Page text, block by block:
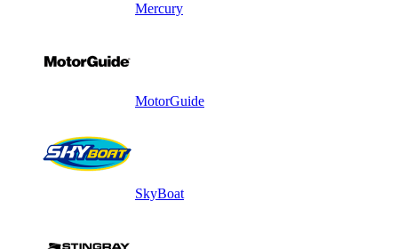
Mercury
MotorGuide
SkyBoat